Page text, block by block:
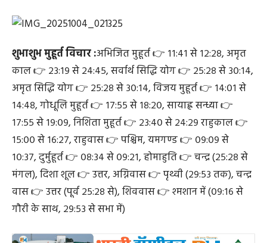
शुभाशुभ मुहूर्त विचार :अभिजित मुहूर्त 👉 ११:४१ से १२:२८, अमृत
काल 👉 २३:१९ से २४:४५, सर्वार्थ सिद्धि योग 👉 २५:२८ से ३०:१४,
अमृत सिद्धि योग 👉 २५:२८ से ३०:१४, विजय मुहूर्त 👉 १४:०१ से
१४:४८, गोधूलि मुहूर्त 👉 १७:५५ से १८:२०, सायाह्न सन्ध्या 👉
१७:५५ से १९:०९, निशिता मुहूर्त 👉 २३:४० से २४:२९ राहुकाल 👉
१५:०० से १६:२७, राहुवास 👉 पश्चिम, यमगण्ड 👉 ०९:०९ से
१०:३७, दुर्मुहूर्त 👉 ०८:३४ से ०९:२१, होमाहुति 👉 चन्द्र (२५:२८ से
मंगल), दिशा शूल 👉 उत्तर, अग्निवास 👉 पृथ्वी (२९:५३ तक), चन्द्र
वास 👉 उत्तर (पूर्व २५:२८ से), शिववास 👉 श्मशान में (०९:१६ से
गौरी के साथ, २९:५३ से सभा में)